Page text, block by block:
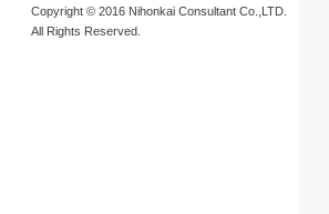
Copyright © 2016 Nihonkai Consultant Co.,LTD.
All Rights Reserved.